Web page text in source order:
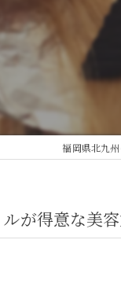
福岡県北九
が得意な美